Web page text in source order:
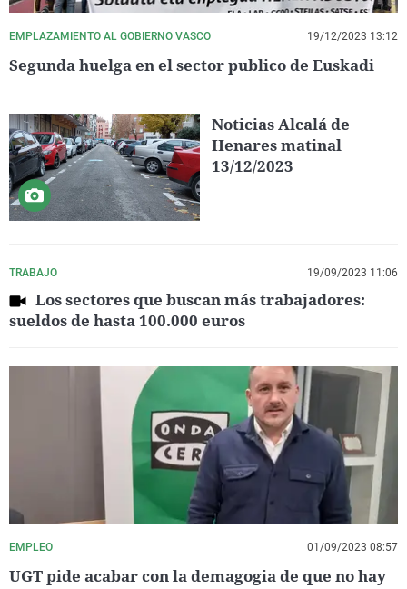
EMPLAZAMIENTO AL GOBIERNO VASCO 19/12/2023 13:12
Segunda huelga en el sector publico de Euskadi
Noticias Alcalá de
Henares matinal
13/12/2023
TRABAJO 19/09/2023 11:06
Los sectores que buscan más trabajadores:
sueldos de hasta 100.000 euros
EMPLEO 01/09/2023 08:57
UGT pide acabar con la demagogia de que no hay